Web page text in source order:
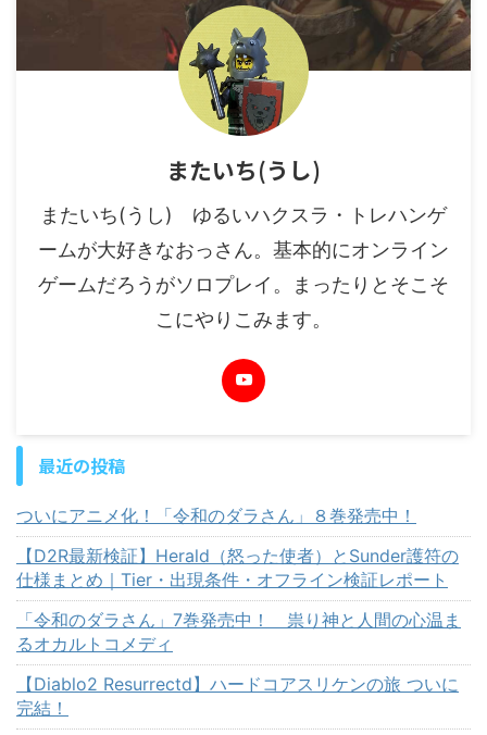
またいち(うし)
またいち(うし) ゆるいハクスラ・トレハンゲ
ームが大好きなおっさん。基本的にオンライン
ゲームだろうがソロプレイ。まったりとそこそ
こにやりこみます。
最近の投稿
ついにアニメ化！「令和のダラさん」８巻発売中！
【D2R最新検証】Herald（怒った使者）とSunder護符の
仕様まとめ｜Tier・出現条件・オフライン検証レポート
「令和のダラさん」7巻発売中！ 祟り神と人間の心温ま
るオカルトコメディ
【Diablo2 Resurrectd】ハードコアスリケンの旅 ついに
完結！